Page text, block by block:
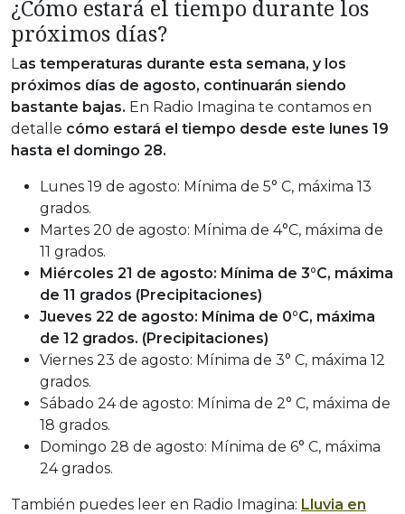
¿Cómo estará el tiempo durante los
próximos días?
Las temperaturas durante esta semana, y los
próximos días de agosto, continuarán siendo
bastante bajas. En Radio Imagina te contamos en
detalle cómo estará el tiempo desde este lunes 19
hasta el domingo 28.
Lunes 19 de agosto: Mínima de 5° C, máxima 13
grados.
Martes 20 de agosto: Mínima de 4°C, máxima de
11 grados.
Miércoles 21 de agosto: Mínima de 3°C, máxima
de 11 grados (Precipitaciones)
Jueves 22 de agosto: Mínima de 0°C, máxima
de 12 grados. (Precipitaciones)
Viernes 23 de agosto: Mínima de 3° C, máxima 12
grados.
Sábado 24 de agosto: Mínima de 2° C, máxima de
18 grados.
Domingo 28 de agosto: Mínima de 6° C, máxima
24 grados.
También puedes leer en Radio Imagina: Lluvia en